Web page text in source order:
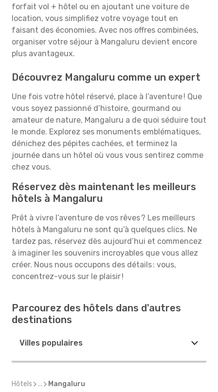
forfait vol + hôtel ou en ajoutant une voiture de
location, vous simplifiez votre voyage tout en
faisant des économies. Avec nos offres combinées,
organiser votre séjour à Mangaluru devient encore
plus avantageux.
Découvrez Mangaluru comme un expert
Une fois votre hôtel réservé, place à l’aventure ! Que
vous soyez passionné d’histoire, gourmand ou
amateur de nature, Mangaluru a de quoi séduire tout
le monde. Explorez ses monuments emblématiques,
dénichez des pépites cachées, et terminez la
journée dans un hôtel où vous vous sentirez comme
chez vous.
Réservez dès maintenant les meilleurs
hôtels à Mangaluru
Prêt à vivre l’aventure de vos rêves ? Les meilleurs
hôtels à Mangaluru ne sont qu’à quelques clics. Ne
tardez pas, réservez dès aujourd’hui et commencez
à imaginer les souvenirs incroyables que vous allez
créer. Nous nous occupons des détails : vous,
concentrez-vous sur le plaisir !
Parcourez des hôtels dans d'autres
destinations
Villes populaires
Hôtels ... Mangaluru